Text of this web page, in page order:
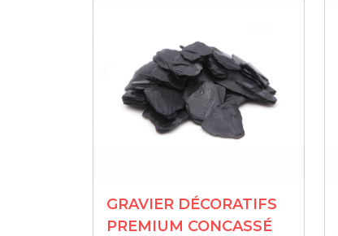
GRAVIER DÉCORATIFS
PREMIUM CONCASSÉ